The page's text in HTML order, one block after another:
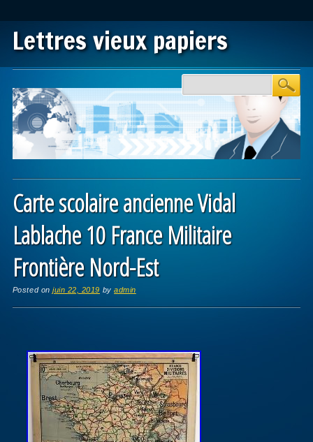
Lettres vieux papiers
Main menu
Carte scolaire ancienne Vidal
Lablache 10 France Militaire
Frontière Nord-Est
Posted onjuin 22, 2019 byadmin